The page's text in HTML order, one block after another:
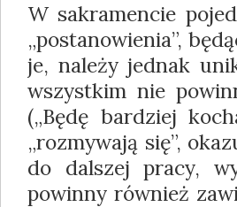
W sakramencie
„postanowienia”,
je, należy jednak
wszystkim nie
(„Będę bardziej
„rozmywają się”,
do dalszej pracy,
powinny również